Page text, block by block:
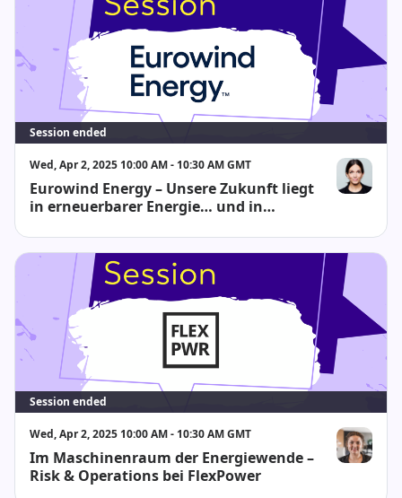
Session ended
Wed, Apr 2, 2025 10:00 AM - 10:30 AM GMT
Eurowind Energy – Unsere Zukunft liegt
in erneuerbarer Energie… und in
Rebecca
Session ended
Wed, Apr 2, 2025 10:00 AM - 10:30 AM GMT
Im Maschinenraum der Energiewende –
Risk & Operations bei FlexPower
Alina Foles